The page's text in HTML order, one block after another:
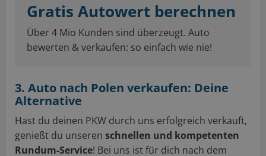
Gratis Autowert berechnen
Über 4 Mio Kunden sind überzeugt. Auto
bewerten & verkaufen: so einfach wie nie!
3. Auto nach Polen verkaufen: Deine
Alternative
Hast du deinen PKW durch uns erfolgreich verkauft,
genießt du unseren schnellen und kompetenten
Rundum-Service! Bei uns ist für dich nach dem